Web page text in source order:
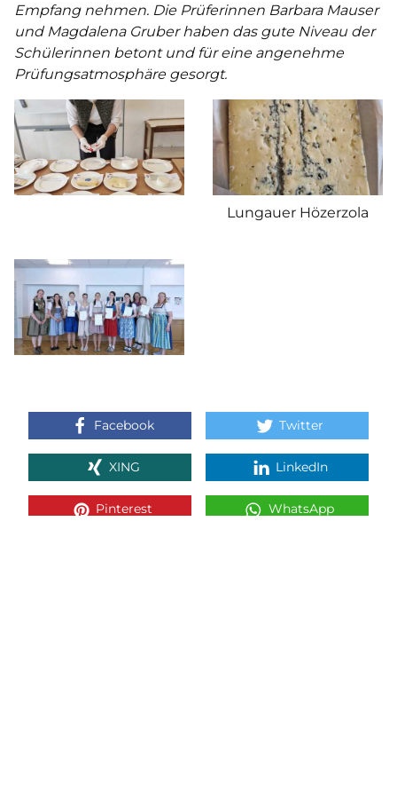
Empfang nehmen. Die Prüferinnen Barbara Mauser
und Magdalena Gruber haben das gute Niveau der
Schülerinnen betont und für eine angenehme
Prüfungsatmosphäre gesorgt.
Lungauer Hözerzola
Facebook Twitter
XING LinkedIn
Pinterest WhatsApp